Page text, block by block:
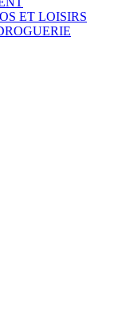
ET LOISIRS